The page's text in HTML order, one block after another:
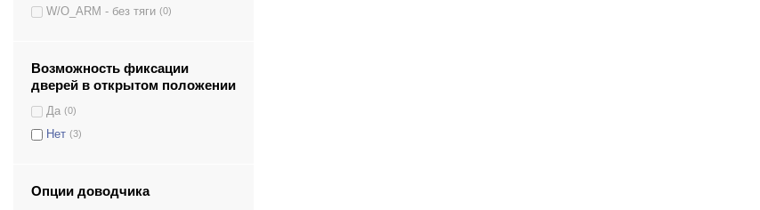
S-402N (1)
S-500V (1)
W/O_ARM - без тяги (0)
Возможность фиксации
дверей в открытом положении
Да (0)
Нет (3)
Опции доводчика